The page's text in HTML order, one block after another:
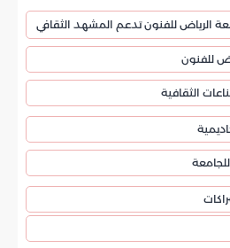
الرياض للفنون تدعم المشهد الثقافي
للفنون
الثقافية